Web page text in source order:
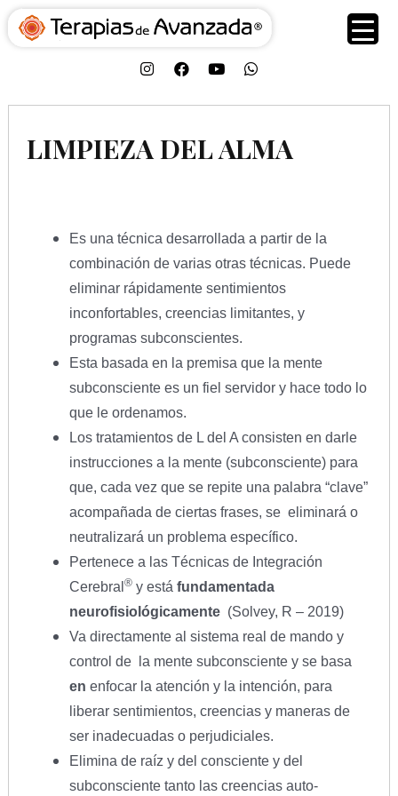
LIMPIEZA DEL ALMA
Es una técnica desarrollada a partir de la
combinación de varias otras técnicas. Puede
eliminar rápidamente sentimientos
inconfortables, creencias limitantes, y
programas subconscientes.
Esta basada en la premisa que la mente
subconsciente es un fiel servidor y hace todo lo
que le ordenamos.
Los tratamientos de L del A consisten en darle
instrucciones a la mente (subconsciente) para
que, cada vez que se repite una palabra “clave”
acompañada de ciertas frases, se eliminará o
neutralizará un problema específico.
Pertenece a las Técnicas de Integración
Cerebral ®y está fundamentada
neurofisiológicamente (Solvey, R – 2019)
Va directamente al sistema real de mando y
control de la mente subconsciente y se basa
en enfocar la atención y la intención, para
liberar sentimientos, creencias y maneras de
ser inadecuadas o perjudiciales.
Elimina de raíz y del consciente y del
subconsciente tanto las creencias auto-